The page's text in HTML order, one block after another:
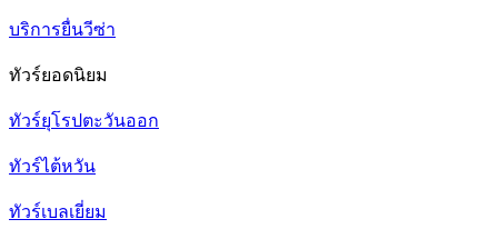
บริการยื่นวีซ่า
ทัวร์ยอดนิยม
ทัวร์ยุโรปตะวันออก
ทัวร์ไต้หวัน
ทัวร์เบลเยี่ยม